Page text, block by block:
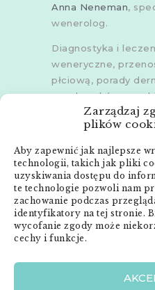
Zarządzaj
plików
Aby zapewnić jak najlepsze
technologii, takich jak pliki
uzyskiwania dostępu do
te technologie pozwoli nam
zachowanie podczas
identyfikatory na tej stronie.
wycofanie zgody może
cechy i funkcje.
Anna Neneman,
wenerolog.
Diagnostyka i
weneryczne,
płciową, porady
zapalne skóry,
dermoskopia,
dzieci.
Gabinety w
Złotowska,
Wielkopolskieji
Menu:
Strona główna
Anna Neneman –